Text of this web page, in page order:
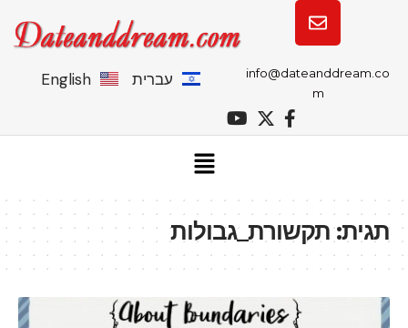
info@dateanddream.co
m
עברית English
תגית:תקשורת_גבולות